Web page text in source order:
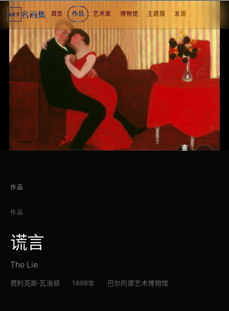
ART 名画集 首页 作品 艺术家 博物馆 主题展 发现
个
12345
查
作品
作品
谎言
The Lie
费利克斯·瓦洛顿 1898年 巴尔的摩艺术博物馆